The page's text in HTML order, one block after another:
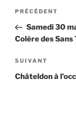
Navigation
l’article
Article
précédent
PRÉCÉDENT
Samedi 30
Colère des
Article
suivant
SUIVANT
Châteldon à